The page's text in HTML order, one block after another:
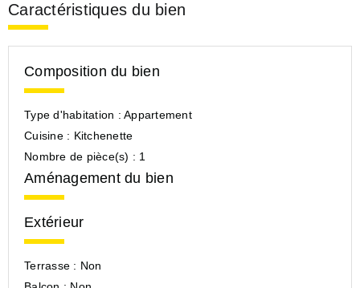
Caractéristiques du bien
Composition du bien
Type d'habitation : Appartement
Cuisine : Kitchenette
Nombre de pièce(s) : 1
Aménagement du bien
Extérieur
Terrasse : Non